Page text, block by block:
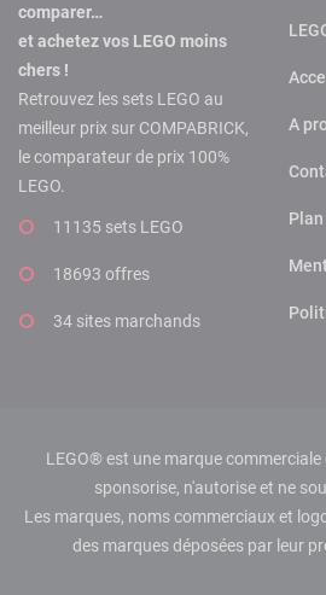
comparer…
et achetez vos LEGO moins
chers !
Retrouvez les sets LEGO au
meilleur prix sur COMPABRICK,
le comparateur de prix 100%
LEGO.
11135 sets LEGO
18693 offres
34 sites marchands
A
LEGO® est une marque commerciale
sponsorise, n'autorise et ne
Les marques, noms commerciaux et
des marques déposées par leur